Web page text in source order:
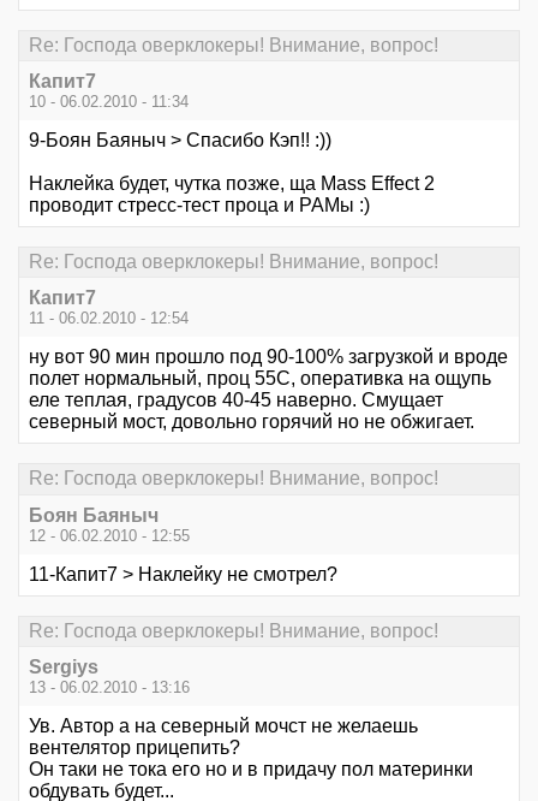
Re: Господа оверклокеры! Внимание, вопрос!
Капит7
10 - 06.02.2010 - 11:34
9-Боян Баяныч > Спасибо Кэп!! :))
Наклейка будет, чутка позже, ща Mass Effect 2
проводит стресс-тест проца и РАМы :)
Re: Господа оверклокеры! Внимание, вопрос!
Капит7
11 - 06.02.2010 - 12:54
ну вот 90 мин прошло под 90-100% загрузкой и вроде
полет нормальный, проц 55С, оперативка на ощупь
еле теплая, градусов 40-45 наверно. Смущает
северный мост, довольно горячий но не обжигает.
Re: Господа оверклокеры! Внимание, вопрос!
Боян Баяныч
12 - 06.02.2010 - 12:55
11-Капит7 > Наклейку не смотрел?
Re: Господа оверклокеры! Внимание, вопрос!
Sergiys
13 - 06.02.2010 - 13:16
Ув. Автор а на северный мочст не желаешь
вентелятор прицепить?
Он таки не тока его но и в придачу пол материнки
обдувать будет...